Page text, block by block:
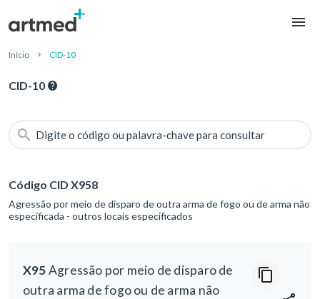
Início CID-10
CID-10
Digite o código ou palavra-chave para consultar
Código CID X958
Agressão por meio de disparo de outra arma de fogo ou de arma não
especificada - outros locais especificados
X95Agressão por meio de disparo de
outra arma de fogo ou de arma não